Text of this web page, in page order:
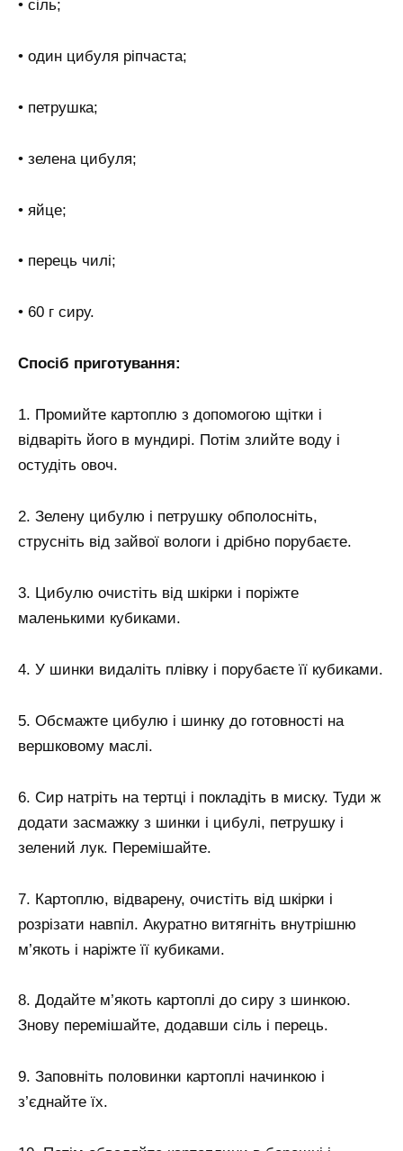
• сіль;
• один цибуля ріпчаста;
• петрушка;
• зелена цибуля;
• яйце;
• перець чилі;
• 60 г сиру.
Спосіб приготування:
1. Промийте картоплю з допомогою щітки і
відваріть його в мундирі. Потім злийте воду і
остудіть овоч.
2. Зелену цибулю і петрушку обполосніть,
струсніть від зайвої вологи і дрібно порубаєте.
3. Цибулю очистіть від шкірки і поріжте
маленькими кубиками.
4. У шинки видаліть плівку і порубаєте її кубиками.
5. Обсмажте цибулю і шинку до готовності на
вершковому маслі.
6. Сир натріть на тертці і покладіть в миску. Туди ж
додати засмажку з шинки і цибулі, петрушку і
зелений лук. Перемішайте.
7. Картоплю, відварену, очистіть від шкірки і
розрізати навпіл. Акуратно витягніть внутрішню
м’якоть і наріжте її кубиками.
8. Додайте м’якоть картоплі до сиру з шинкою.
Знову перемішайте, додавши сіль і перець.
9. Заповніть половинки картоплі начинкою і
з’єднайте їх.